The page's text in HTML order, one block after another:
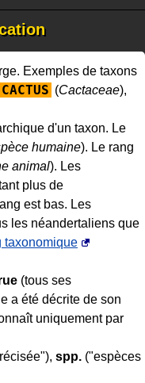
Exemples de taxons
CACTUS (Cactaceae),
d'un taxon. Le
humaine). Le rang
animal). Les
plus de
est bas. Les
les néandertaliens que
taxonomique
(tous ses
a été décrite de son
uniquement par
spp. ("espèces